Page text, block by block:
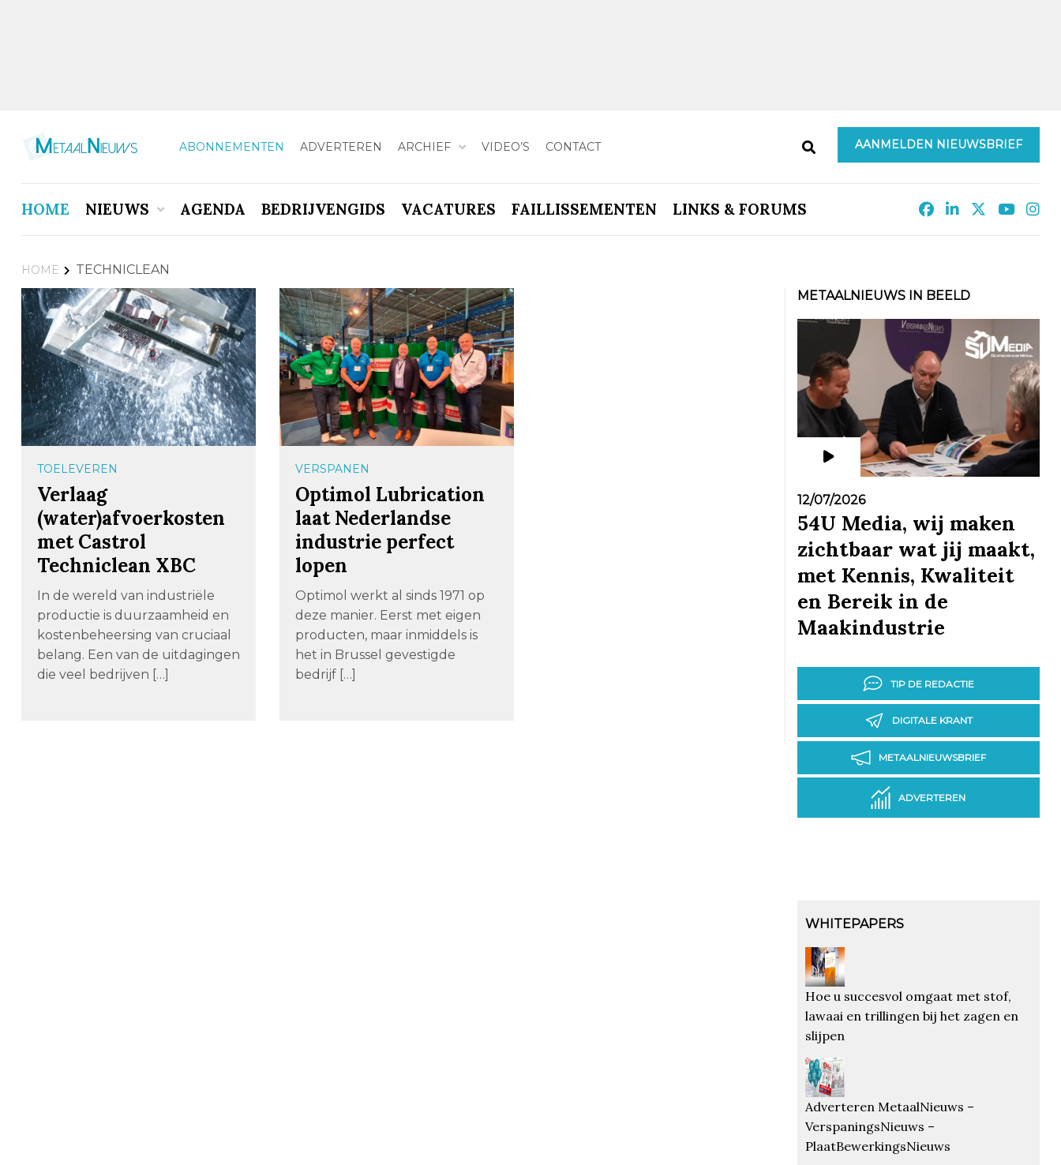
ABONNEMENTEN ADVERTEREN ARCHIEF VIDEO’S CONTACT AANMELDEN NIEUWSBRIEF
HOME NIEUWS AGENDA BEDRIJVENGIDS VACATURES FAILLISSEMENTEN LINKS & FORUMS
HOME TECHNICLEAN
TOELEVEREN
Verlaag
(water)afvoerkosten
met Castrol
Techniclean XBC
In de wereld van industriële
productie is duurzaamheid en
kostenbeheersing van cruciaal
belang. Een van de uitdagingen
die veel bedrijven […]
VERSPANEN
Optimol Lubrication
laat Nederlandse
industrie perfect
lopen
Optimol werkt al sinds 1971 op
deze manier. Eerst met eigen
producten, maar inmiddels is
het in Brussel gevestigde
bedrijf […]
METAALNIEUWS IN BEELD
12/07/2026
54U Media, wij maken
zichtbaar wat jij maakt,
met Kennis, Kwaliteit
en Bereik in de
Maakindustrie
TIP DE REDACTIE
DIGITALE KRANT
METAALNIEUWSBRIEF
ADVERTEREN
WHITEPAPERS
Hoe u succesvol omgaat met stof,
lawaai en trillingen bij het zagen en
slijpen
Adverteren MetaalNieuws –
VerspaningsNieuws –
PlaatBewerkingsNieuws